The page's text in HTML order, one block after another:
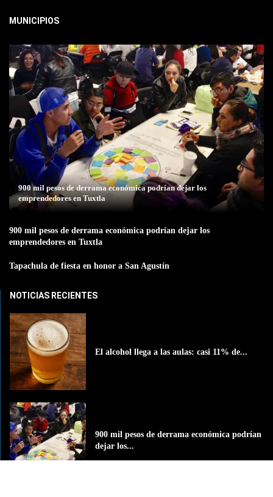
MUNICIPIOS
900 mil pesos de derrama económica podrían dejar los
emprendedores en Tuxtla
900 mil pesos de derrama económica podrían dejar los
emprendedores en Tuxtla
Tapachula de fiesta en honor a San Agustín
NOTICIAS RECIENTES
El alcohol llega a las aulas: casi 11% de...
900 mil pesos de derrama económica podrían
dejar los...